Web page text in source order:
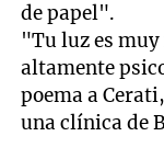
de papel".
"Tu luz es
altamente
poema a
una clínica de